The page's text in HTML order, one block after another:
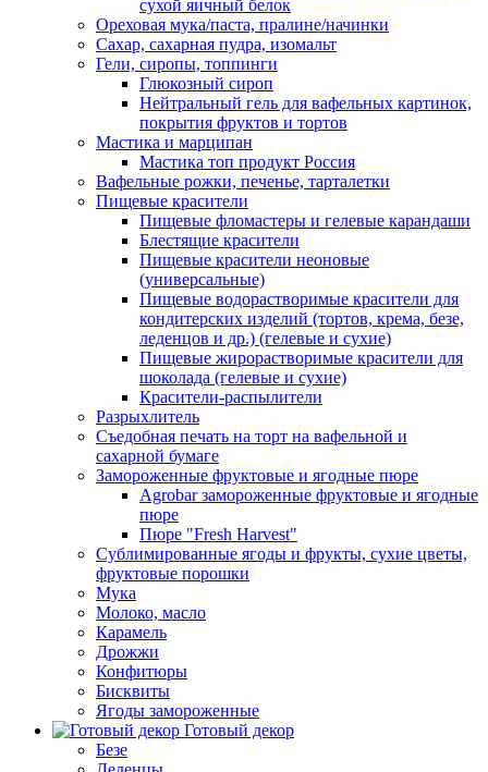
сухой яичный белок
Ореховая мука/паста, пралине/начинки
Сахар, сахарная пудра, изомальт
Гели, сиропы, топпинги
Глюкозный сироп
Нейтральный гель для вафельных картинок,
покрытия фруктов и тортов
Мастика и марципан
Мастика топ продукт Россия
Вафельные рожки, печенье, тарталетки
Пищевые красители
Пищевые фломастеры и гелевые карандаши
Блестящие красители
Пищевые красители неоновые
(универсальные)
Пищевые водорастворимые красители для
кондитерских изделий (тортов, крема, безе,
леденцов и др.) (гелевые и сухие)
Пищевые жирорастворимые красители для
шоколада (гелевые и сухие)
Красители-распылители
Разрыхлитель
Съедобная печать на торт на вафельной и
сахарной бумаге
Замороженные фруктовые и ягодные пюре
Agrobar замороженные фруктовые и ягодные
пюре
Пюре "Fresh Harvest"
Сублимированные ягоды и фрукты, сухие цветы,
фруктовые порошки
Мука
Молоко, масло
Карамель
Дрожжи
Конфитюры
Бисквиты
Ягоды замороженные
Готовый декор
Безе